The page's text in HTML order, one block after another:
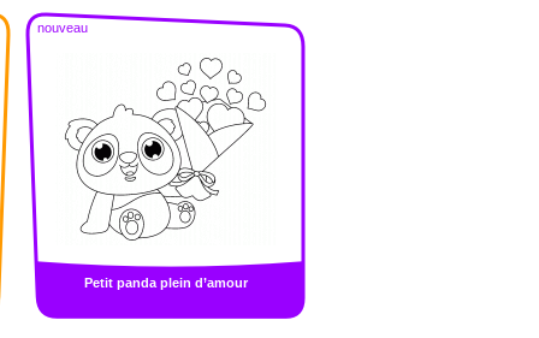
nouveau
Petit panda plein d’amour